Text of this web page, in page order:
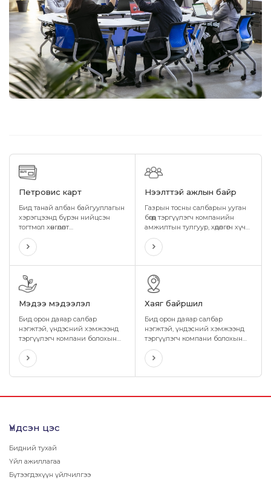
Петровис карт
Бид танай албан байгууллагын
хэрэгцээнд бүрэн нийцсэн
тогтмол хөнгөлөлт
урамшуулалтай, хэрэглэхэд
хялбар, өндөр нууцлал бүхий
шатахууны хэрэглээний
картыг санал болгож байна.
Нээлттэй ажлын байр
Газрын тосны салбарын ууган
бөгөөд тэргүүлэгч компанийн
амжилтын тулгуур, хөдөлгөгч хүч
болсон ажилтнууддаа бид
ижил тэгш боломж олгож, өөрийгөө
нээх, хөгжүүлэх, хамтдаа өсөн
дэвших, боломжийг
бүрдүүлсээр ирсэн.
Мэдээ мэдээлэл
Бид орон даяар салбар
нэгжтэй, үндэсний хэмжээнд
тэргүүлэгч компани болохын
хувьд бүх аймаг, сум суурин
бүрт байрших өөрийн салбар,
нэгжээр дамжуулан иргэд,
хэрэглэгчиддээ чанартай
шуурхай хүргэн ажиллаж
Хаяг байршил
Бид орон даяар салбар
нэгжтэй, үндэсний хэмжээнд
тэргүүлэгч компани болохын
хувьд бүх аймаг, сум суурин
бүрт байрших өөрийн салбар,
нэгжээр дамжуулан иргэд,
хэрэглэгчиддээ чанартай
шуурхай хүргэн ажиллаж
Үндсэн цэс
Бидний тухай
Үйл ажиллагаа
Бүтээгдэхүүн үйлчилгээ